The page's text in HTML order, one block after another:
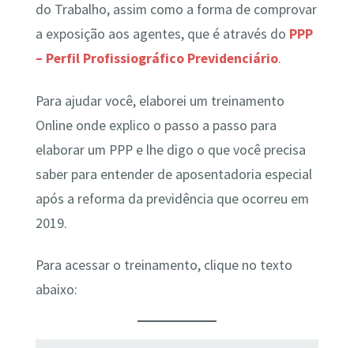
do Trabalho, assim como a forma de comprovar
a exposição aos agentes, que é através do PPP
– Perfil Profissiográfico Previdenciário.
Para ajudar você, elaborei um treinamento
Online onde explico o passo a passo para
elaborar um PPP e lhe digo o que você precisa
saber para entender de aposentadoria especial
após a reforma da previdência que ocorreu em
2019.
Para acessar o treinamento, clique no texto
abaixo: